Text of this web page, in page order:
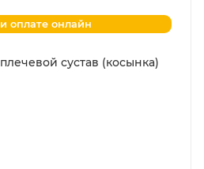
оплате онлайн
сустав (косынка)